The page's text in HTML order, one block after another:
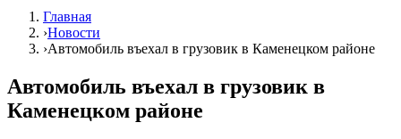
Главная
›Новости
›Автомобиль въехал в грузовик в Каменецком районе
Автомобиль въехал в грузовик в
Каменецком районе